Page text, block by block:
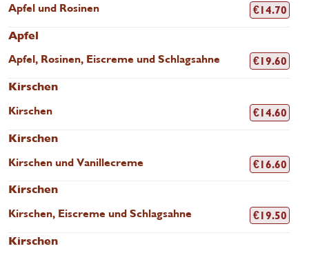
Apfel und Rosinen
€14.70
Apfel
Apfel, Rosinen, Eiscreme und Schlagsahne
€19.60
Kirschen
Kirschen
€14.60
Kirschen
Kirschen und Vanillecreme
€16.60
Kirschen
Kirschen, Eiscreme und Schlagsahne
€19.50
Kirschen